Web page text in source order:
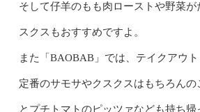
そして仔羊のもも肉ローストや野菜が
スクスもおすすめですよ。
また「BAOBAB」では、テイクアウト
定番のサモサやクスクスはもちろん
とプチトマトのピッツァなども持ち